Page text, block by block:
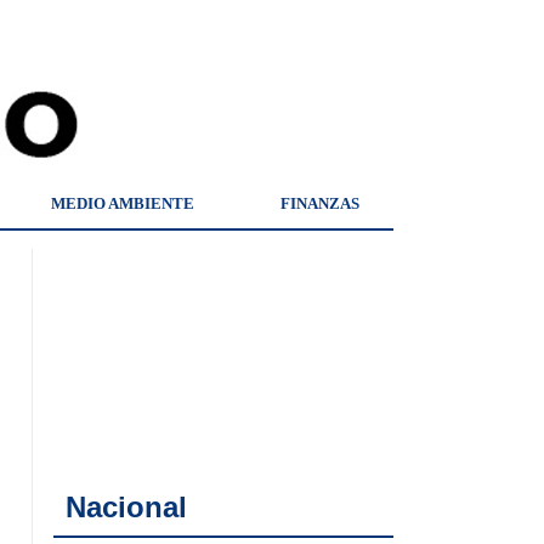
MEDIO AMBIENTE FINANZAS
Nacional